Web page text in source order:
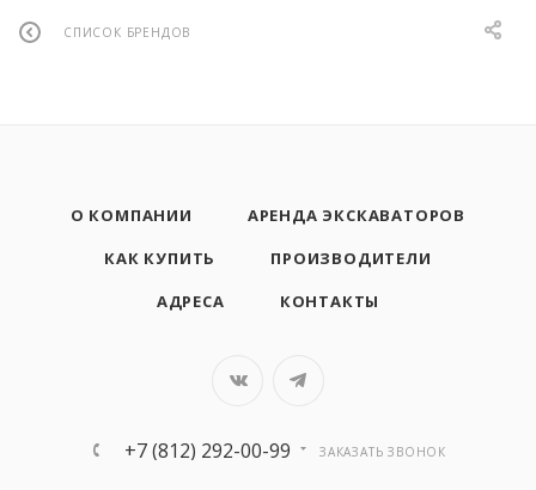
СПИСОК БРЕНДОВ
О КОМПАНИИ
АРЕНДА ЭКСКАВАТОРОВ
КАК КУПИТЬ
ПРОИЗВОДИТЕЛИ
АДРЕСА
КОНТАКТЫ
+7 (812) 292-00-99 ЗАКАЗАТЬ ЗВОНОК